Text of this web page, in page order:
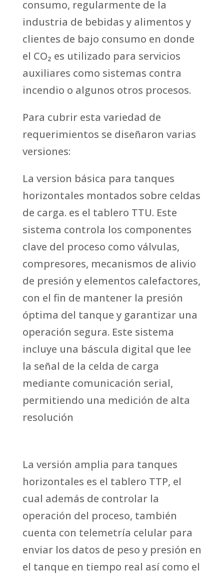
consumo, regularmente de la
industria de bebidas y alimentos y
clientes de bajo consumo en donde
el CO₂ es utilizado para servicios
auxiliares como sistemas contra
incendio o algunos otros procesos.
Para cubrir esta variedad de
requerimientos se diseñaron varias
versiones:
La version básica para tanques
horizontales montados sobre celdas
de carga. es el tablero TTU. Este
sistema controla los componentes
clave del proceso como válvulas,
compresores, mecanismos de alivio
de presión y elementos calefactores,
con el fin de mantener la presión
óptima del tanque y garantizar una
operación segura. Este sistema
incluye una báscula digital que lee
la señal de la celda de carga
mediante comunicación serial,
permitiendo una medición de alta
resolución
La versión amplia para tanques
horizontales es el tablero TTP, el
cual además de controlar la
operación del proceso, también
cuenta con telemetría celular para
enviar los datos de peso y presión en
el tanque en tiempo real así como el